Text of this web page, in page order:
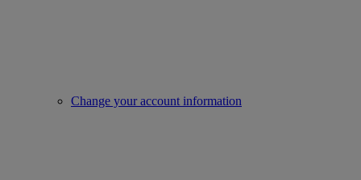
Change your account information